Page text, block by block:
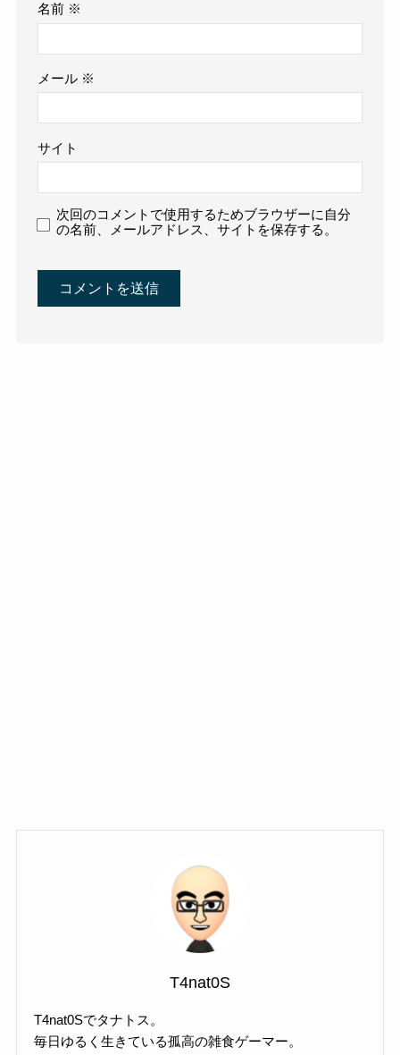
名前 ※
メール ※
サイト
次回のコメントで使用するためブラウザーに自分
の名前、メールアドレス、サイトを保存する。
T4nat0S
T4nat0Sでタナトス。
毎日ゆるく生きている孤高の雑食ゲーマー。